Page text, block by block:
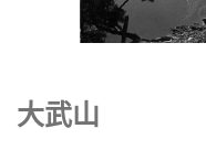
大武山